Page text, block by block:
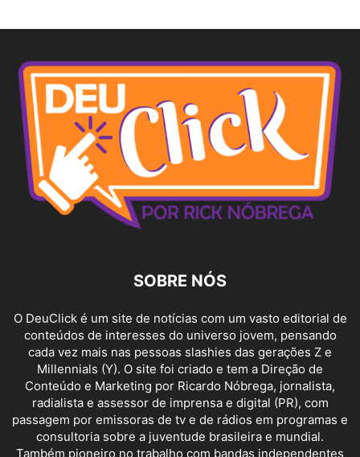
SOBRE NÓS
O DeuClick é um site de notícias com um vasto editorial de
conteúdos de interesses do universo jovem, pensando
cada vez mais nas pessoas slashies das gerações Z e
Millennials (Y). O site foi criado e tem a Direção de
Conteúdo e Marketing por Ricardo Nóbrega, jornalista,
radialista e assessor de imprensa e digital (PR), com
passagem por emissoras de tv e de rádios em programas e
consultoria sobre a juventude brasileira e mundial.
Também pioneiro no trabalho com bandas independentes